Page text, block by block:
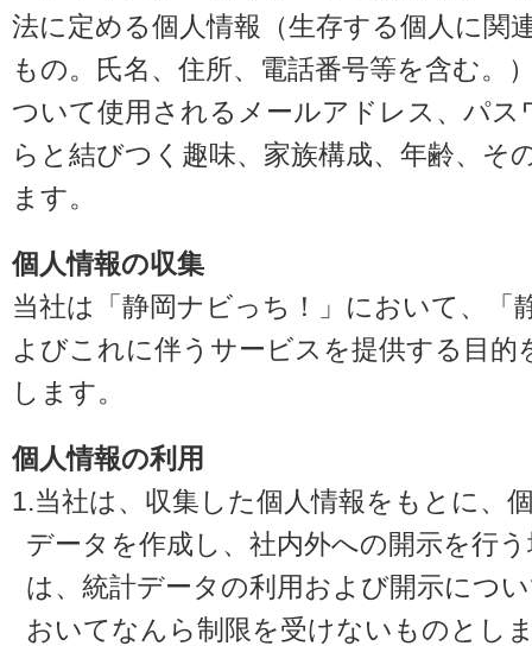
法に定める個人情報（生存する個人に関
もの。氏名、住所、電話番号等を含む。
ついて使用されるメールアドレス、パ
らと結びつく趣味、家族構成、年齢、そ
ます。
個人情報の収集
当社は「静岡ナビっち！」において、「
よびこれに伴うサービスを提供する目的
します。
個人情報の利用
1.当社は、収集した個人情報をもとに、
データを作成し、社内外への開示を行
は、統計データの利用および開示につ
おいてなんら制限を受けないものとし